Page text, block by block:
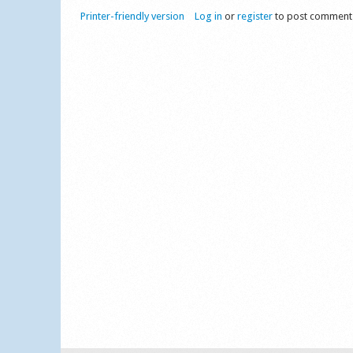
Printer-friendly version Log in or register to post